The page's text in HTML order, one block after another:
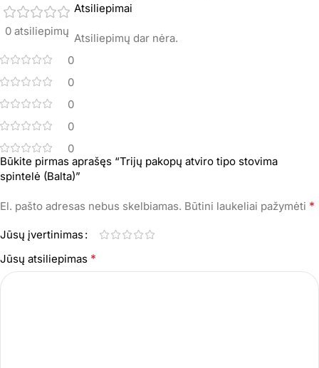
0 atsiliepimų
0
0
0
0
0
Atsiliepimai
Atsiliepimų dar nėra.
Būkite pirmas aprašęs “Trijų pakopų atviro tipo stovima
spintelė (Balta)”
El. pašto adresas nebus skelbiamas. Būtini laukeliai pažymėti *
Jūsų įvertinimas
Jūsų atsiliepimas *